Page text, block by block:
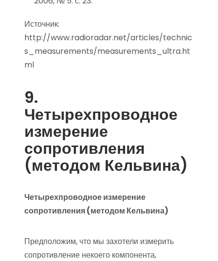
Источник:
http://www.radioradar.net/articles/technic
s_measurements/measurements_ultra.ht
ml
9.
Четырехпроводное
измерение
сопротивления
(методом Кельвина)
Четырехпроводное измерение
сопротивления (методом Кельвина)
Предположим, что мы захотели измерить
сопротивление некоего компонента,